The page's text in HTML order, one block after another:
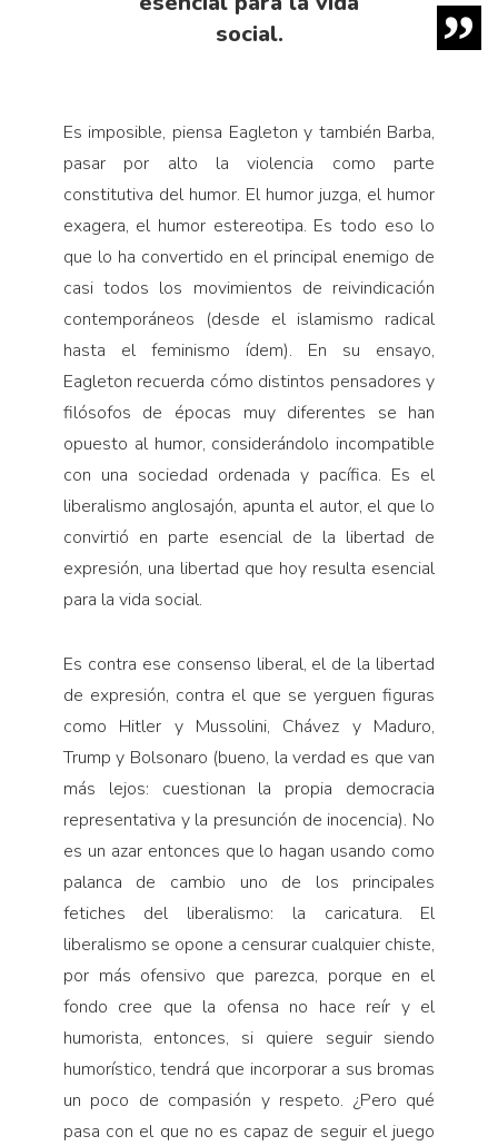
social.
Es imposible, piensa Eagleton y también Barba,
pasar por alto la violencia como parte
constitutiva del humor. El humor juzga, el humor
exagera, el humor estereotipa. Es todo eso lo
que lo ha convertido en el principal enemigo de
casi todos los movimientos de reivindicación
contemporáneos (desde el islamismo radical
hasta el feminismo ídem). En su ensayo,
Eagleton recuerda cómo distintos pensadores y
filósofos de épocas muy diferentes se han
opuesto al humor, considerándolo incompatible
con una sociedad ordenada y pacífica. Es el
liberalismo anglosajón, apunta el autor, el que lo
convirtió en parte esencial de la libertad de
expresión, una libertad que hoy resulta esencial
para la vida social.
Es contra ese consenso liberal, el de la libertad
de expresión, contra el que se yerguen figuras
como Hitler y Mussolini, Chávez y Maduro,
Trump y Bolsonaro (bueno, la verdad es que van
más lejos: cuestionan la propia democracia
representativa y la presunción de inocencia). No
es un azar entonces que lo hagan usando como
palanca de cambio uno de los principales
fetiches del liberalismo: la caricatura. El
liberalismo se opone a censurar cualquier chiste,
por más ofensivo que parezca, porque en el
fondo cree que la ofensa no hace reír y el
humorista, entonces, si quiere seguir siendo
humorístico, tendrá que incorporar a sus bromas
un poco de compasión y respeto. ¿Pero qué
pasa con el que no es capaz de seguir el juego